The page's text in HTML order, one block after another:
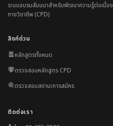
ระบบอบรมสัมมนาสำหรับพัฒนาความรู้ต่อเนื่อง
ทางวิชาชีพ (CPD)
ลิงก์ด่วน
หลักสูตรทั้งหมด
ตรวจสอบหลักสูตร CPD
ตรวจสอบสถานะการสมัคร
ติดต่อเรา